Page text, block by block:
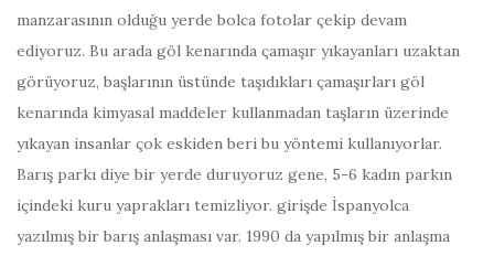
manzarasının olduğu yerde bolca fotolar çekip devam
ediyoruz. Bu arada göl kenarında çamaşır yıkayanları uzaktan
görüyoruz, başlarının üstünde taşıdıkları çamaşırları göl
kenarında kimyasal maddeler kullanmadan taşların üzerinde
yıkayan insanlar çok eskiden beri bu yöntemi kullanıyorlar.
Barış parkı diye bir yerde duruyoruz gene, 5-6 kadın parkın
içindeki kuru yaprakları temizliyor. girişde İspanyolca
yazılmış bir barış anlaşması var. 1990 da yapılmış bir anlaşma